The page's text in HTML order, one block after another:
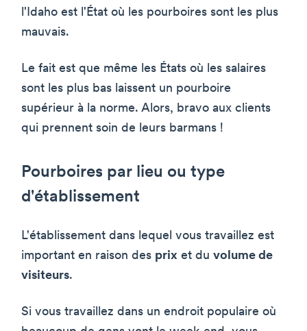
l'Idaho est l'État où les pourboires sont les plus
mauvais.
Le fait est que même les États où les salaires
sont les plus bas laissent un pourboire
supérieur à la norme. Alors, bravo aux clients
qui prennent soin de leurs barmans !
Pourboires par lieu ou type
d'établissement
L'établissement dans lequel vous travaillez est
important en raison des prix et du volume de
visiteurs.
Si vous travaillez dans un endroit populaire où